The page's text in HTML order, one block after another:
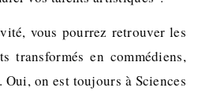
vous pourrez retrouver les
transformés en commédiens,
on est toujours à Sciences